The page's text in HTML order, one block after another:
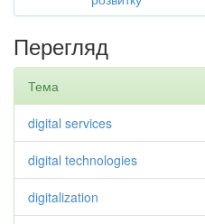
Перегляд
Тема
digital services
digital technologies
digitalization